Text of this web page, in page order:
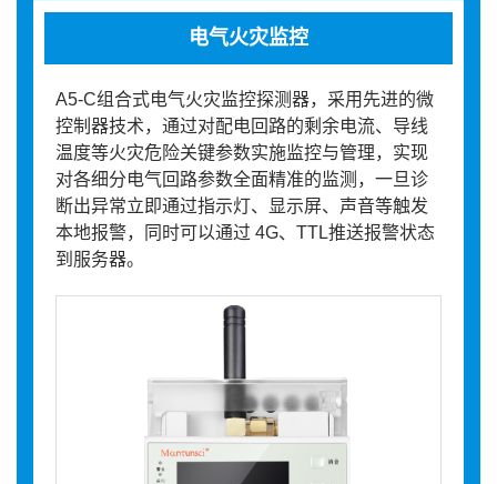
电气火灾监控
A5-C组合式电气火灾监控探测器，采用先进的微
控制器技术，通过对配电回路的剩余电流、导线
温度等火灾危险关键参数实施监控与管理，实现
对各细分电气回路参数全面精准的监测，一旦诊
断出异常立即通过指示灯、显示屏、声音等触发
本地报警，同时可以通过 4G、TTL推送报警状态
到服务器。